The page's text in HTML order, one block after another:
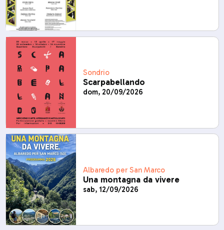
Sondrio
Scarpabellando
dom, 20/09/2026
Albaredo per San Marco
Una montagna da vivere
sab, 12/09/2026